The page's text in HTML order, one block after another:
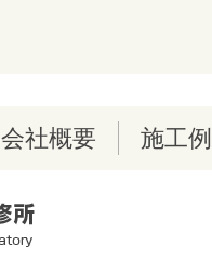
会社概要 施工例